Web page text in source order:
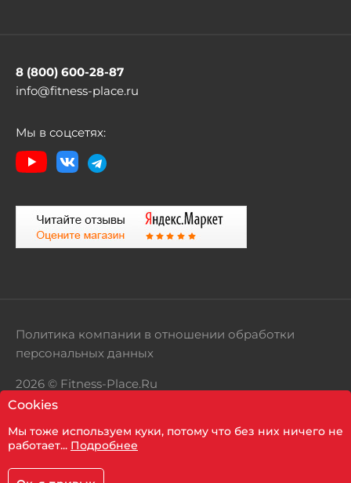
Показать фильтр
8 (800) 600-28-87
info@fitness-place.ru
Мы в соцсетях:
2026 © Fitness-Place.Ru
Территория здорового образа жизни
Политика компании в отношении обработки
персональных данных
Cookies
Мы тоже используем куки, потому что без них ничего не
работает... Подробнее